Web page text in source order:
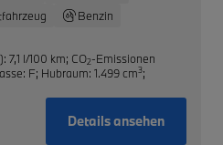
Benzin
7,1 l/100 km; CO2-Emissionen
F; Hubraum: 1.499 cm3;
Details ansehen